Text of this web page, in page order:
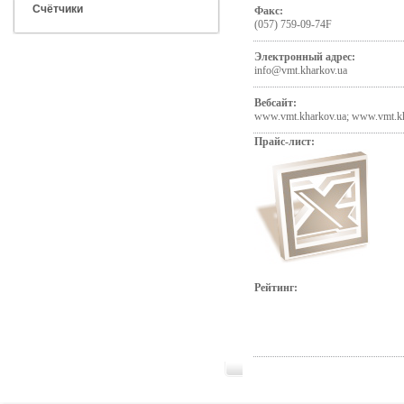
Счётчики
Факс:
(057) 759-09-74F
Электронный адрес:
info@vmt.kharkov.ua
Вебсайт:
www.vmt.kharkov.ua;
Прайс-лист:
Рейтинг: